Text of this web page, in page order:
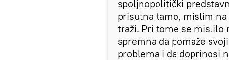
spoljnopolitički
prisutna tamo, mislim na
traži. Pri tome se mislilo
spremna da pomaže
problema i da doprinosi